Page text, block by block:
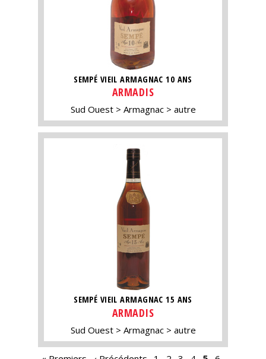
SEMPÉ VIEIL ARMAGNAC 10 ANS
ARMADIS
Sud Ouest Armagnac autre
SEMPÉ VIEIL ARMAGNAC 15 ANS
ARMADIS
Sud Ouest Armagnac autre